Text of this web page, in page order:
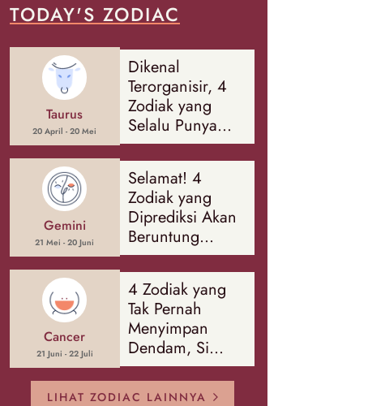
TODAY'S ZODIAC
Taurus
20 April - 20 Mei
Dikenal
Terorganisir, 4
Zodiak yang
Selalu Punya
Rencana
Cadangan Soal
Banyak Hal
Gemini
21 Mei - 20 Juni
Selamat! 4
Zodiak yang
Diprediksi Akan
Beruntung
Sepanjang
Agustus 2026
Cancer
21 Juni - 22 Juli
4 Zodiak yang
Tak Pernah
Menyimpan
Dendam, Si
Paling Mudah
Memaafkan!
LIHAT ZODIAC LAINNYA